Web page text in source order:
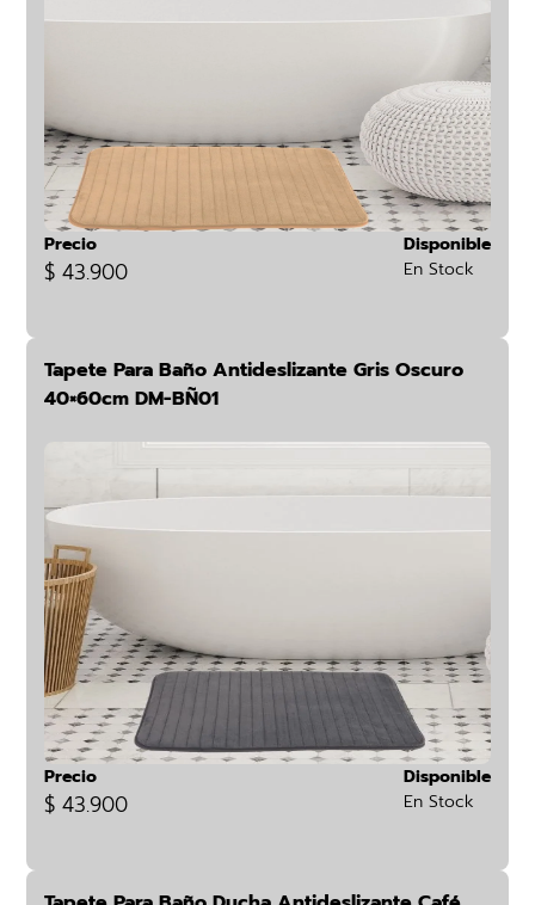
Precio
$ 43.900
Disponible
En Stock
Tapete Para Baño Antideslizante Gris Oscuro
40×60cm DM-BÑ01
Precio
$ 43.900
Disponible
En Stock